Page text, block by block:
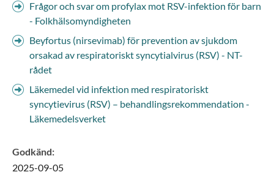
Frågor och svar om profylax mot RSV-infektion för barn
- Folkhälsomyndigheten
Beyfortus (nirsevimab) för prevention av sjukdom
orsakad av respiratoriskt syncytialvirus (RSV) - NT-
rådet
Läkemedel vid infektion med respiratoriskt
syncytievirus (RSV‍) – behandlings­rekommendation -
Läkemedelsverket
Godkänd:
2025-09-05